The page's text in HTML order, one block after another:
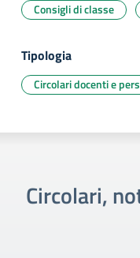
Consigli di classe
Tipologia
Circolari docenti e
Circolari,